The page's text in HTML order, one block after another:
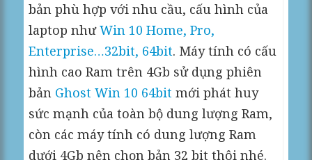
bản phù hợp với nhu cầu, cấu hình của
laptop nhưWin 10 Home, Pro,
Enterprise…32bit, 64bit. Máy tính có cấu
hình cao Ram trên 4Gb sử dụng phiên
bản Ghost Win 10 64bit mới phát huy
sức mạnh của toàn bộ dung lượng Ram,
còn các máy tính có dung lượng Ram
dưới 4Gb nên chọn bản 32 bit thôi nhé.